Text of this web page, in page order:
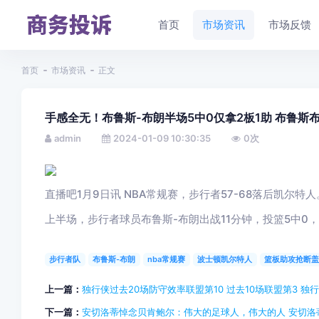
首页 市场资讯 市场反馈
首页 市场资讯 正文
手感全无！布鲁斯-布朗半场5中0仅拿2板1助 布鲁斯
admin 2024-01-09 10:30:35 0次
直播吧1月9日讯 NBA常规赛，步行者57-68落后凯尔特人
上半场，步行者球员布鲁斯-布朗出战11分钟，投篮5中0
步行者队 布鲁斯-布朗 nba常规赛 波士顿凯尔特人 篮板助攻抢断
上一篇： 独行侠过去20场防守效率联盟第10 过去10场联盟第3 独
下一篇： 安切洛蒂悼念贝肯鲍尔：伟大的足球人，伟大的人 安切